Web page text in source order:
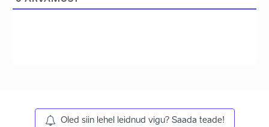
Oled siin lehel leidnud vigu? Saada teade!